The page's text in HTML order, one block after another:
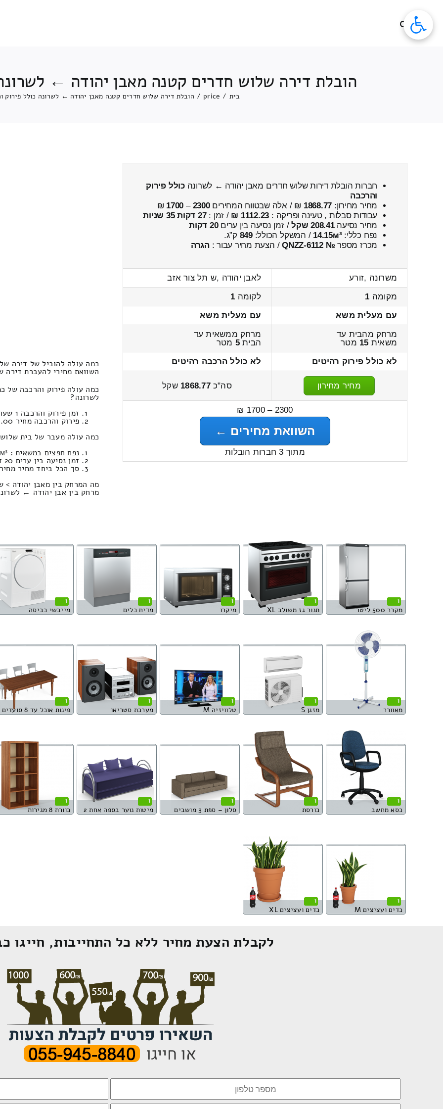
הובלת דירה שלוש חדרים קטנה מאבן יהודה ←
בית /
price
/ הובלת דירה שלוש חדרים קטנה מאבן יהודה ← לשרונה כולל פירוק
חברות הובלת דירות שלוש חדרים מאבן יהודה ← לשרונהכולל פירוק
והרכבה
מחיר מחירון: 1868.77 ₪ / אלה שבטווח המחירים2300
–
1700
₪
עבודות סבלות , טעינה ופריקה : 1112.23 ₪ / זמן :27 דקות 35 שניות
מחיר נסיעה208.41 שקל / זמן נסיעה בין ערים20 דקות
נפח כללי:14.15м³ / המשקל הכולל:849 ק”ג.
מכרז מספר № QNZZ-6112 / הצעת מחיר עבור :הגרה
משרונה ,זורע
לאבן יהודה ,ש תל צור אזב
מקומה 1 לקומה 1
עם מעלית משא
עם מעלית משא
מרחק מהבית עד
משאית 15 מטר
מרחק ממשאית עד
הבית5 מטר
לא כולל פירוק רהיטים
לא כולל הרכבה רהיטים
מחיר מחירון סה"כ1868.77 שקל
2300 – 1700 ₪
השוואת מחירים ←
מתוך 3 חברות הובלות
כמה עולה להוביל של דירה
השוואת מחירי להעברת דירה שלוש
כמה עולה פירוק והרכבה של
לשרונה?
זמן פירוק והרכבה 1 שעות 2 דקות
פירוק והרכבה מחיר 450.00
כמה עולה מעבר של בית
נפח חפצים במשאית : 14.15м³ | משקל : 849 קילוגרם / טעינה ופריקה: 1112.23 ₪
זמן נסיעה בין ערים 20 דקות / מחיר נסיעה 208.41 שקל
סך הכל ביחד מחיר מחירון:
מה המרחק בין מאבן יהודה >
מרחק בין אבן יהודה ← לשרונה הוא :
1
מקרר 500 ליטר
1
תנור גז משולב XL
1
מיקרו
1
מדיח כלים
1
מייבשי כביסה
1
מאוורר
1
מזגן S
1
טלוויזיה M
1
מערכת סטריאו
1
פינות אוכל עד 8 סועדים
1
כסא מחשב
1
כורסת
1
סלון – ספת 3 מושבים
1
מיטות נוער בספה אחת 2
1
כוורת 8 מגירות
1
כדים ועציצים M
1
כדים ועציצים XL
לקבלת הצעת מחיר ללא כל התחייבות, חייגו